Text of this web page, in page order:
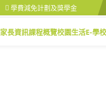
學費減免計劃及獎學金
家長資訊課程概覽校園生活E-學